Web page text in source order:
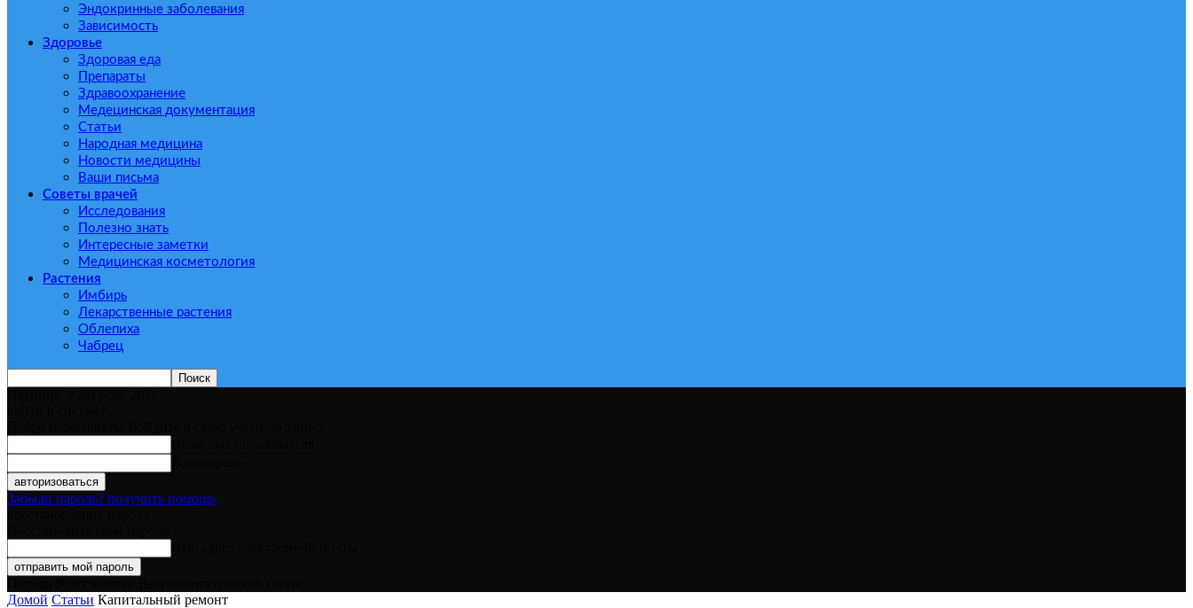
Эндокринные заболевания
Зависимость
Здоровье
Здоровая еда
Препараты
Здравоохранение
Медецинская документация
Статьи
Народная медицина
Новости медицины
Ваши письма
Советы врачей
Исследования
Полезно знать
Интересные заметки
Медицинская косметология
Растения
Имбирь
Лекарственные растения
Облепиха
Чабрец
Забыли пароль? получить помощь
Домой Статьи Капитальный ремонт